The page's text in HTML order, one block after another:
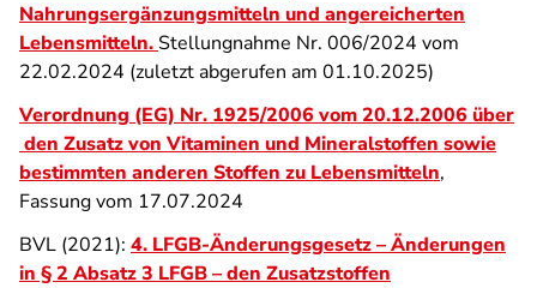
Nahrungsergänzungsmitteln und angereicherten
Lebensmitteln. Stellungnahme Nr. 006/2024 vom
22.02.2024 (zuletzt abgerufen am 01.10.2025)
Verordnung (EG) Nr. 1925/2006 vom 20.12.2006 über
den Zusatz von Vitaminen und Mineralstoffen sowie
bestimmten anderen Stoffen zu Lebensmitteln,
Fassung vom 17.07.2024
BVL (2021): 4. LFGB-Änderungsgesetz – Änderungen
in § 2 Absatz 3 LFGB – den Zusatzstoffen